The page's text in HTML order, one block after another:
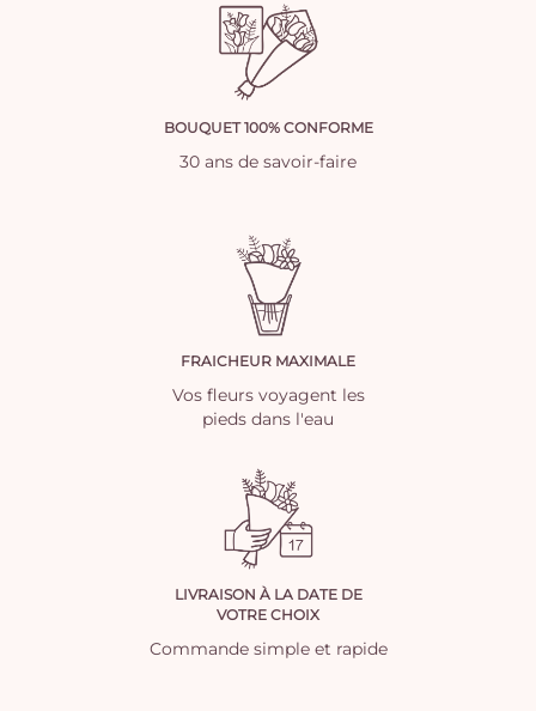
BOUQUET 100% CONFORME
30 ans de savoir-faire
FRAICHEUR MAXIMALE
Vos fleurs voyagent les
pieds dans l'eau
LIVRAISON À LA DATE DE
VOTRE CHOIX
Commande simple et rapide